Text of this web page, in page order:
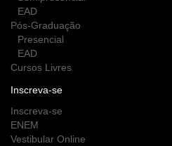
EAD
Pós-Graduação
Presencial
EAD
Cursos Livres
Inscreva-se
Inscreva-se
ENEM
Vestibular Online